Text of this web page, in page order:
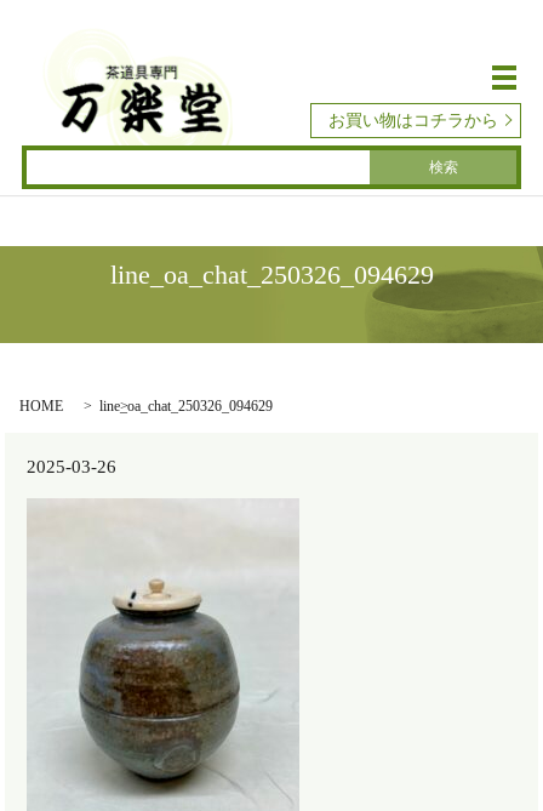
メ
お買い物はコチラから
line_oa_chat_250326_094629
HOME line_oa_chat_250326_094629
2025-03-26